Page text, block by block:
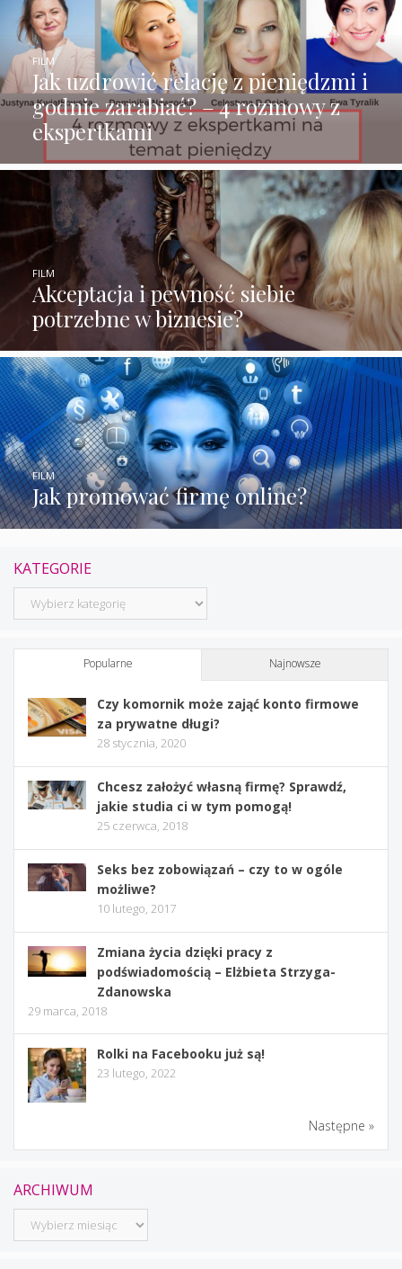
Jak uzdrowić relację z pieniędzmi i
godnie zarabiać? – 4 rozmowy z
ekspertkami
FILM
Akceptacja i pewność siebie
potrzebne w biznesie?
FILM
Jak promować firmę online?
FILM
KATEGORIE
Kategorie
Popularne Najnowsze
Czy komornik może zająć konto firmowe
za prywatne długi?
28 stycznia, 2020
Chcesz założyć własną firmę? Sprawdź,
jakie studia ci w tym pomogą!
25 czerwca, 2018
Seks bez zobowiązań – czy to w ogóle
możliwe?
10 lutego, 2017
Zmiana życia dzięki pracy z
podświadomością – Elżbieta Strzyga-
Zdanowska
29 marca, 2018
Rolki na Facebooku już są!
23 lutego, 2022
Następne »
ARCHIWUM
Archiwum